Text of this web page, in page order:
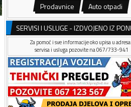
Prodavnice Auto otpadi
SERVISI I USLUGE - IZDVOJENO IZ
Za pomoć i sve informacije oko upisa u
servisa i usluga pozovite na 067/733-941